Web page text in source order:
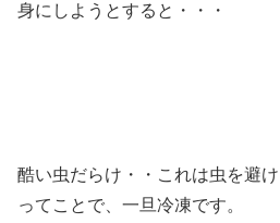
身にしようとすると・・・
酷い虫だらけ・・これは虫を避
ってことで、一旦冷凍です。